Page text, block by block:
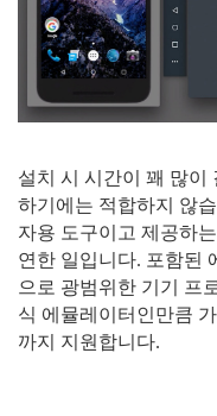
설치 시 시간이 꽤 많이
하기에는 적합하지 않
자용 도구이고 제공하
연한 일입니다. 포함된
으로 광범위한 기기 프
식 에뮬레이터인만큼
까지 지원합니다.